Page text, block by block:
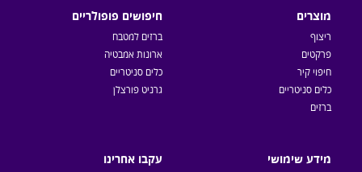
מוצרים
ריצוף
פרקטים
חיפוי קיר
כלים סניטריים
ברזים
חיפושים פופולריים
ברזים למטבח
ארונות אמבטיה
כלים סניטריים
גרניט פורצלן
מידע שימושי
עקבו אחרינו